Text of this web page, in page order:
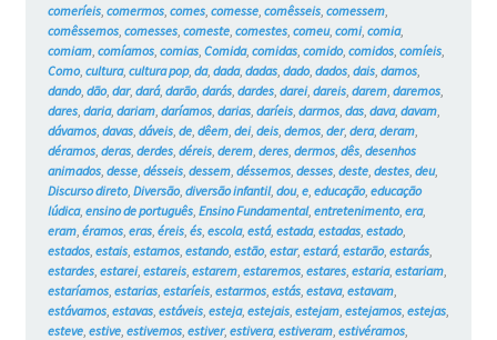
comeríeis, comermos, comes, comesse, comêsseis, comessem,
comêssemos, comesses, comeste, comestes, comeu, comi, comia,
comiam, comíamos, comias, Comida, comidas, comido, comidos, comíeis,
Como, cultura, cultura pop, da, dada, dadas, dado, dados, dais, damos,
dando, dão, dar, dará, darão, darás, dardes, darei, dareis, darem, daremos,
dares, daria, dariam, daríamos, darias, daríeis, darmos, das, dava, davam,
dávamos, davas, dáveis, de, dêem, dei, deis, demos, der, dera, deram,
déramos, deras, derdes, déreis, derem, deres, dermos, dês, desenhos
animados, desse, désseis, dessem, déssemos, desses, deste, destes, deu,
Discurso direto, Diversão, diversão infantil, dou, e, educação, educação
lúdica, ensino de português, Ensino Fundamental, entretenimento, era,
eram, éramos, eras, éreis, és, escola, está, estada, estadas, estado,
estados, estais, estamos, estando, estão, estar, estará, estarão, estarás,
estardes, estarei, estareis, estarem, estaremos, estares, estaria, estariam,
estaríamos, estarias, estaríeis, estarmos, estás, estava, estavam,
estávamos, estavas, estáveis, esteja, estejais, estejam, estejamos, estejas,
esteve, estive, estivemos, estiver, estivera, estiveram, estivéramos,